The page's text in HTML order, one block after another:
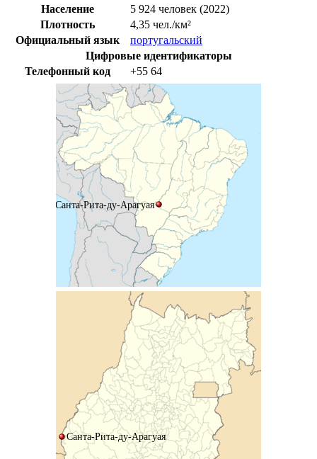
Население
5 924 человек (2022)
Плотность
4,35 чел./км²
Официальный язык
португальский
Цифровые идентификаторы
Телефонный код
+55 64
Санта-Рита-ду-Арагуая
Санта-Рита-ду-Арагуая